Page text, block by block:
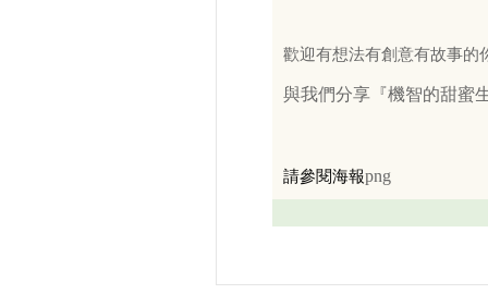
歡迎有想法有創意有故事的
與我們分享『機智的甜蜜
請參閱海報png